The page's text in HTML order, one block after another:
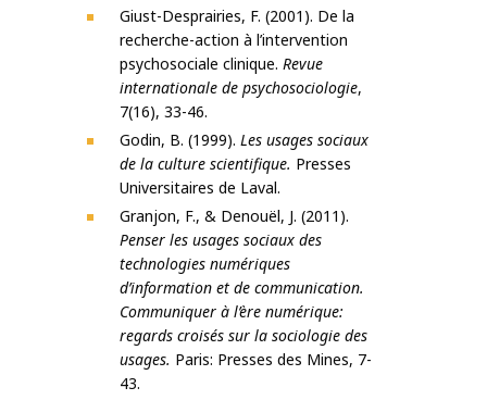
Giust-Desprairies, F. (2001). De la
recherche-action à l’intervention
psychosociale clinique. Revue
internationale de psychosociologie,
7(16), 33-46.
Godin, B. (1999). Les usages sociaux
de la culture scientifique. Presses
Universitaires de Laval.
Granjon, F., & Denouël, J. (2011).
Penser les usages sociaux des
technologies numériques
d’information et de communication.
Communiquer à l’ère numérique:
regards croisés sur la sociologie des
usages. Paris: Presses des Mines, 7-
43.